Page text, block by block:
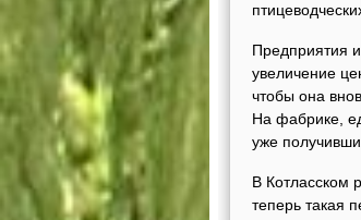
Предприятия
увеличение
чтобы она
На фабрике,
уже
В Котласском
теперь такая